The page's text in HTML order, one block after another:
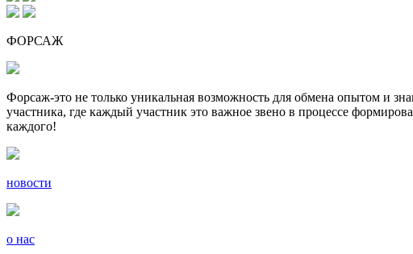
ФОРСАЖ
Форсаж-это не только уникальная возможность для обмена опытом и
участника, где каждый участник это важное звено в процессе
каждого!
новости
о нас